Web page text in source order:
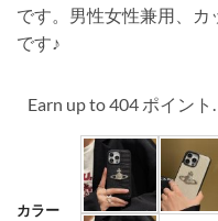
です。男性女性兼用、
です♪
Earn up to 404 ポイント.
カラー